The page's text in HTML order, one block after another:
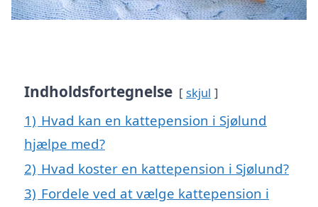
Indholdsfortegnelse skjul
1) Hvad kan en kattepension i Sjølund
hjælpe med?
2) Hvad koster en kattepension i Sjølund?
3) Fordele ved at vælge kattepension i